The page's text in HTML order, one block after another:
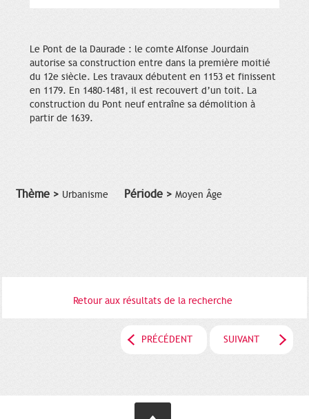
Le Pont de la Daurade : le comte Alfonse Jourdain
autorise sa construction entre dans la première moitié
du 12e siècle. Les travaux débutent en 1153 et finissent
en 1179. En 1480-1481, il est recouvert d’un toit. La
construction du Pont neuf entraîne sa démolition à
partir de 1639.
Thème > Urbanisme Période > Moyen Âge
Retour aux résultats de la recherche
PRÉCÉDENT SUIVANT